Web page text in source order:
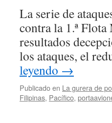
La serie de
contra la 1.ª
resultados
los ataques, el
leyendo →
Publicado en La gurera de
Filipinas, Pacífico,